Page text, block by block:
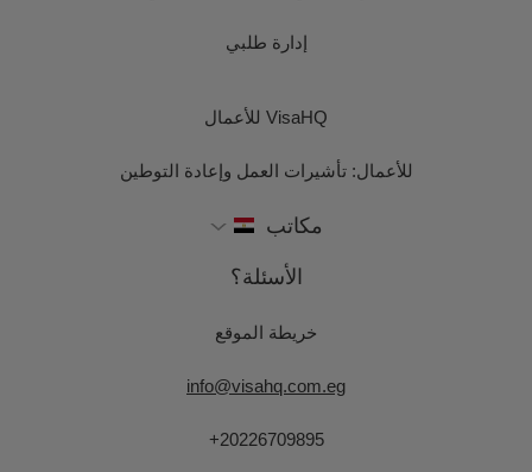
إدارة طلبي
VisaHQ للأعمال
للأعمال: تأشيرات العمل وإعادة التوطين
مكاتب
الأسئلة؟
خريطة الموقع
info@visahq.com.eg
+20226709895